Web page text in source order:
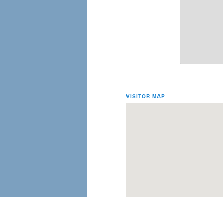
VISITOR MAP